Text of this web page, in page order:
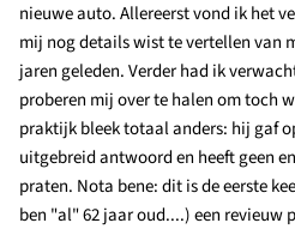
nieuwe auto. Allereerst vond ik het
mij nog details wist te vertellen van
jaren geleden. Verder had ik
proberen mij over te halen om toch
praktijk bleek totaal anders: hij gaf
uitgebreid antwoord en heeft geen
praten. Nota bene: dit is de eerste
ben "al" 62 jaar oud....) een revieuw